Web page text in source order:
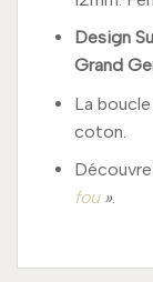
Design
Grand
La
coton.
fou ».